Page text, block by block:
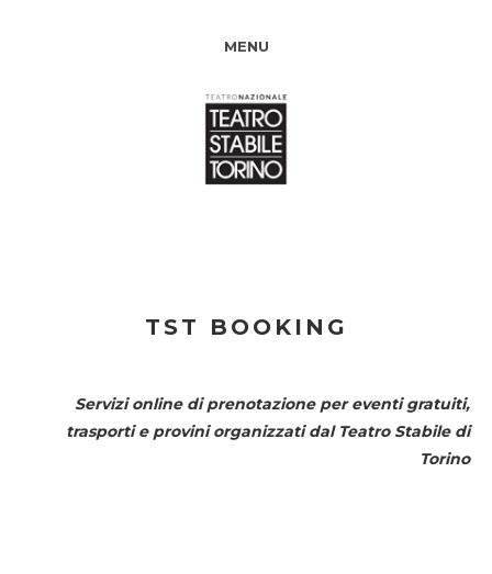
MENU
TST BOOKING
Servizi online di prenotazione per eventi gratuiti,
trasporti e provini organizzati dal Teatro Stabile di
Torino